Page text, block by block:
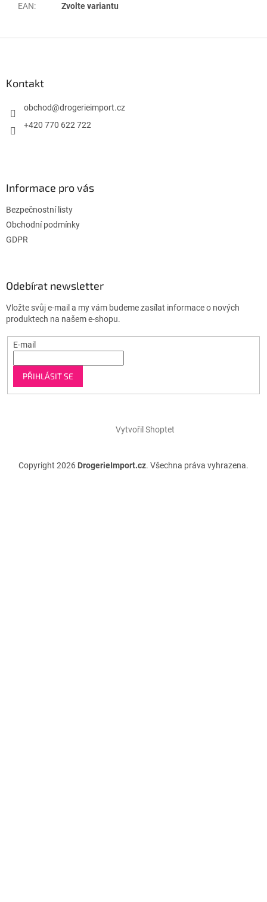
EAN: Zvolte variantu
Kontakt
obchod@drogerieimport.cz
+420 770 622 722
Informace pro vás
Bezpečnostní listy
Obchodní podmínky
GDPR
Odebírat newsletter
Vložte svůj e-mail a my vám budeme zasílat informace o nových
produktech na našem e-shopu.
E-mail
PŘIHLÁSIT SE
Vytvořil Shoptet
Copyright 2026 DrogerieImport.cz. Všechna práva vyhrazena.